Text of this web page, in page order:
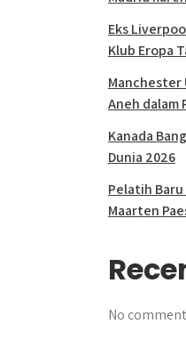
Eks
Klub Eropa
Manchester
Aneh dalam
Kanada
Dunia 2026
Pelatih Baru
Maarten
No